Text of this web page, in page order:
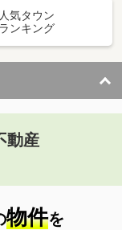
人気タウン
ランキング
動産
物件を